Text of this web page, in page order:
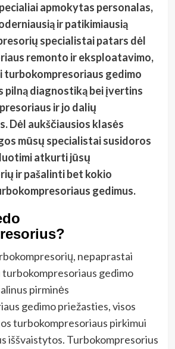
apmokytas personalas,
ir patikimiausią
specialistai patars dėl
remonto ir eksploatavimo,
gedimo
pilną diagnostiką bei įvertins
ir jo dalių
Dėl aukščiausios klasės
mūsų specialistai susidoros
atkurti jūsų
ir pašalinti bet kokio
gedimus.
nepaprastai
gedimo
pirminės
gedimo priežasties, visos
turbokompresoriaus pirkimui
iššvaistytos. Turbokompresorius